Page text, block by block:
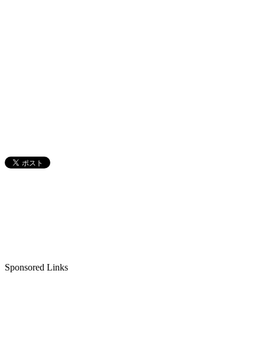
Sponsored Links